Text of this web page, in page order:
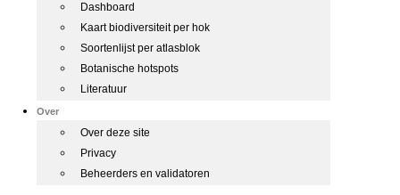
Dashboard
Kaart biodiversiteit per hok
Soortenlijst per atlasblok
Botanische hotspots
Literatuur
Over
Over deze site
Privacy
Beheerders en validatoren